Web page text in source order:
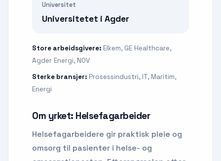
Universitet
Universitetet i Agder
Store arbeidsgivere: Elkem, GE Healthcare,
Agder Energi, NOV
Sterke bransjer: Prosessindustri, IT, Maritim,
Energi
Om yrket: Helsefagarbeider
Helsefagarbeidere gir praktisk pleie og
omsorg til pasienter i helse- og